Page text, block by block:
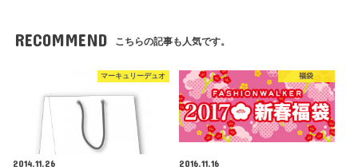
RECOMMEND こちらの記事も人気です。
マーキュリーデュオ
2014.11.26
福袋
2016.11.16